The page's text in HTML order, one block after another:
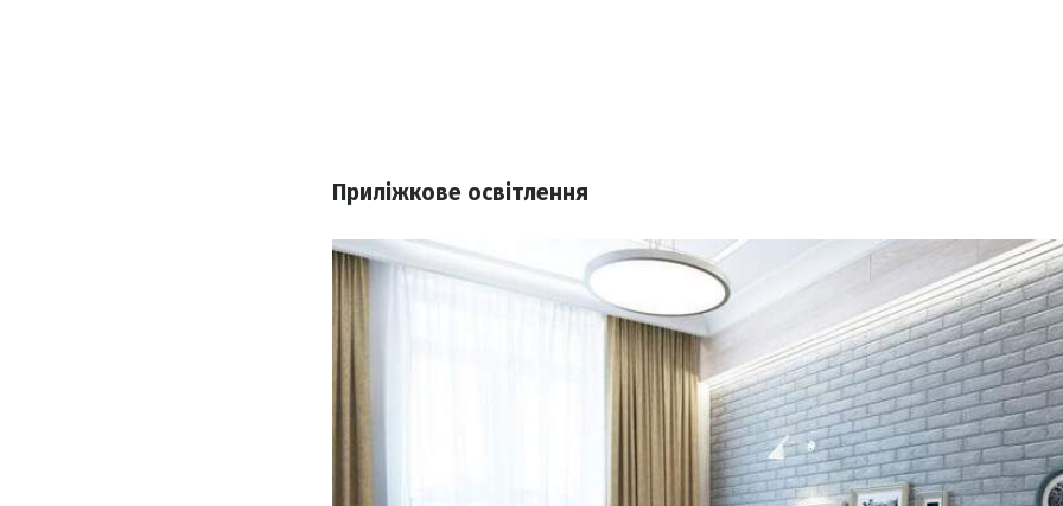
Приліжкове освітлення